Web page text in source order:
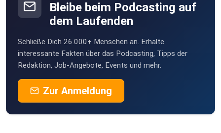
Bleibe beim Podcasting auf
dem Laufenden
Schließe Dich 26.000+ Menschen an. Erhalte
interessante Fakten über das Podcasting, Tipps der
Redaktion, Job-Angebote, Events und mehr.
Zur Anmeldung